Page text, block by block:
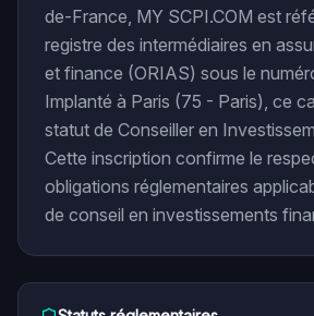
de-France, MY SCPI.COM est
registre des intermédiaires en
et finance (ORIAS) sous le
Implanté à Paris (75 - Paris), ce
statut de Conseiller en
Cette inscription confirme le
obligations réglementaires
de conseil en investissements